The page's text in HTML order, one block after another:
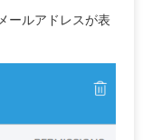
ールアドレスが表